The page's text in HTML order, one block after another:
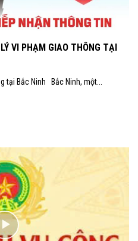
VI PHẠM GIAO THÔNG TẠI
tại Bắc Ninh Bắc Ninh, một...